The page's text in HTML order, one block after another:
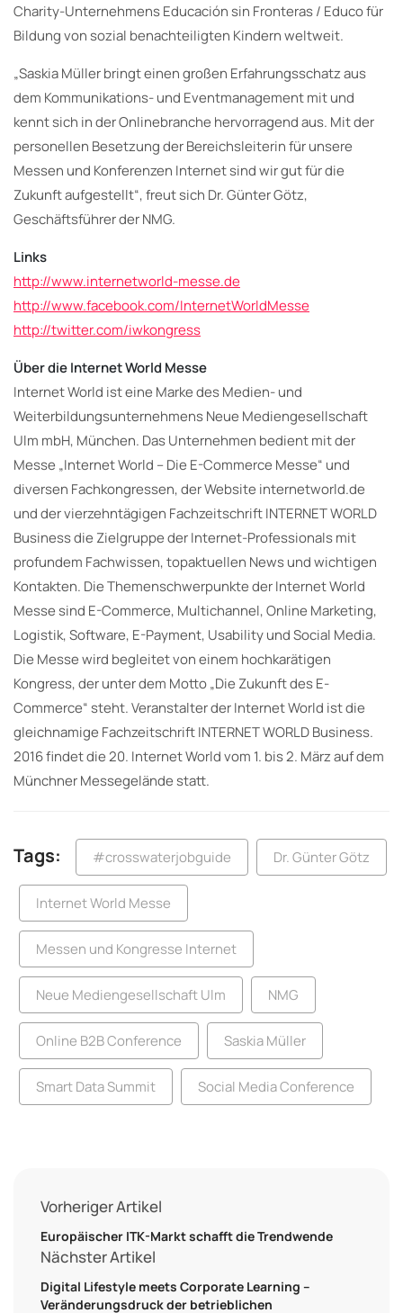
Charity-Unternehmens Educación sin Fronteras / Educo für
Bildung von sozial benachteiligten Kindern weltweit.
„Saskia Müller bringt einen großen Erfahrungsschatz aus
dem Kommunikations- und Eventmanagement mit und
kennt sich in der Onlinebranche hervorragend aus. Mit der
personellen Besetzung der Bereichsleiterin für unsere
Messen und Konferenzen Internet sind wir gut für die
Zukunft aufgestellt“, freut sich Dr. Günter Götz,
Geschäftsführer der NMG.
Links
http://www.internetworld-messe.de
http://www.facebook.com/InternetWorldMesse
http://twitter.com/iwkongress
Über die Internet World Messe
Internet World ist eine Marke des Medien- und
Weiterbildungsunternehmens Neue Mediengesellschaft
Ulm mbH, München. Das Unternehmen bedient mit der
Messe „Internet World – Die E-Commerce Messe“ und
diversen Fachkongressen, der Website internetworld.de
und der vierzehntägigen Fachzeitschrift INTERNET WORLD
Business die Zielgruppe der Internet-Professionals mit
profundem Fachwissen, topaktuellen News und wichtigen
Kontakten. Die Themenschwerpunkte der Internet World
Messe sind E-Commerce, Multichannel, Online Marketing,
Logistik, Software, E-Payment, Usability und Social Media.
Die Messe wird begleitet von einem hochkarätigen
Kongress, der unter dem Motto „Die Zukunft des E-
Commerce“ steht. Veranstalter der Internet World ist die
gleichnamige Fachzeitschrift INTERNET WORLD Business.
2016 findet die 20. Internet World vom 1. bis 2. März auf dem
Münchner Messegelände statt.
Tags: #crosswaterjobguide Dr. Günter Götz
Internet World Messe
Messen und Kongresse Internet
Neue Mediengesellschaft Ulm NMG
Online B2B Conference Saskia Müller
Smart Data Summit Social Media Conference
Vorheriger Artikel
Europäischer ITK-Markt schafft die Trendwende
Nächster Artikel
Digital Lifestyle meets Corporate Learning –
Veränderungsdruck der betrieblichen